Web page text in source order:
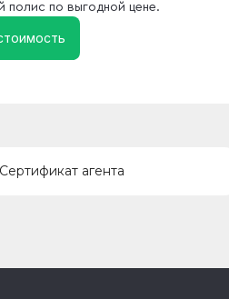
по выгодной цене.